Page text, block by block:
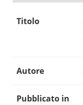
Titolo
Autore
Pubblicato in